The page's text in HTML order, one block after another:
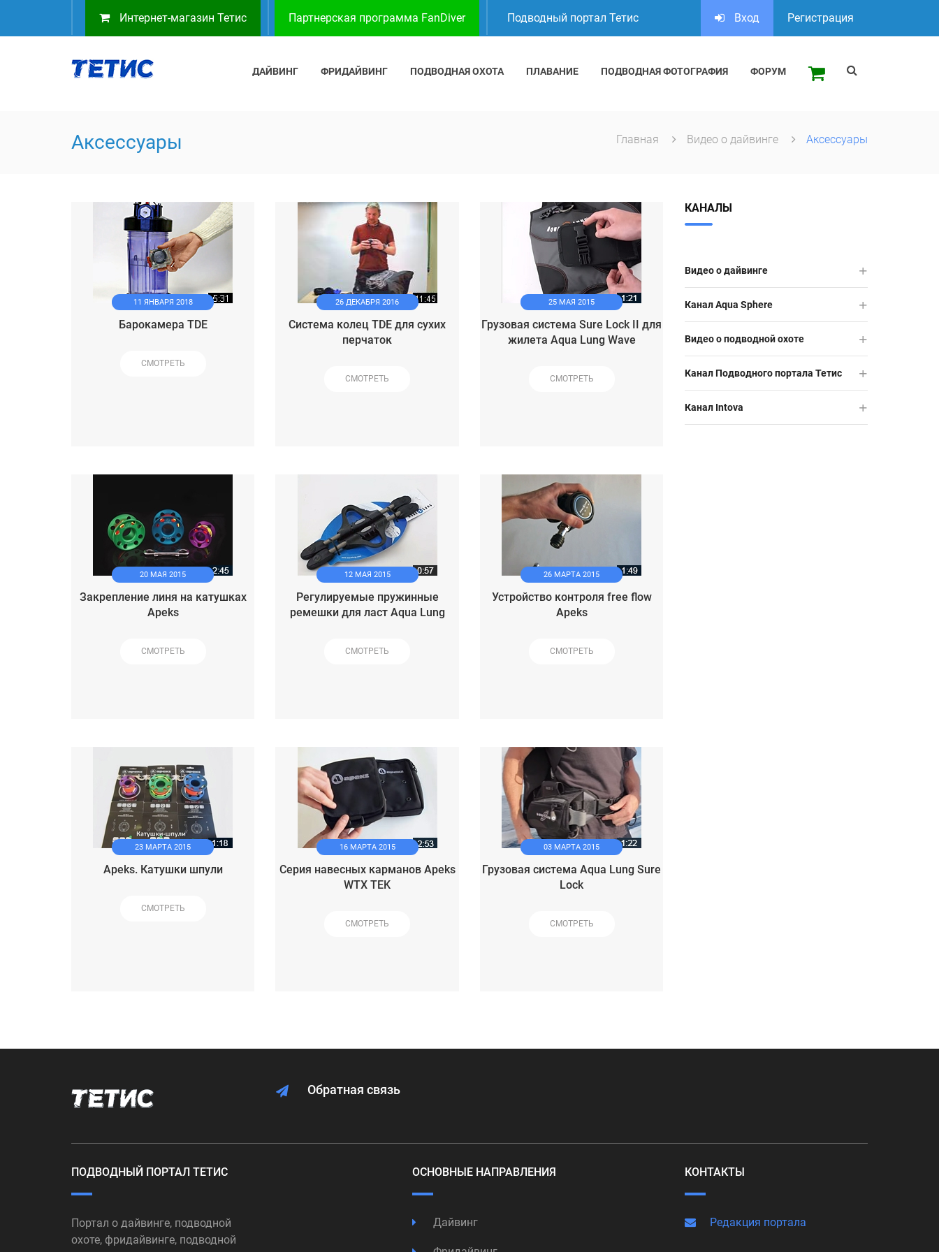
Интернет-магазин Тетис Партнерская программа FanDiver Подводный портал Тетис Вход Регистрация
ДАЙВИНГ ФРИДАЙВИНГ ПОДВОДНАЯ ОХОТА ПЛАВАНИЕ ПОДВОДНАЯ ФОТОГРАФИЯ ФОРУМ
Аксессуары Главная Видео о дайвинге Аксессуары
11 ЯНВАРЯ 2018
Барокамера TDE
СМОТРЕТЬ
26 ДЕКАБРЯ 2016
Система колец TDE для сухих
перчаток
СМОТРЕТЬ
25 МАЯ 2015
Грузовая система Sure Lock II для
жилета Aqua Lung Wave
СМОТРЕТЬ
20 МАЯ 2015
Закрепление линя на катушках
Apeks
СМОТРЕТЬ
12 МАЯ 2015
Регулируемые пружинные
ремешки для ласт Aqua Lung
СМОТРЕТЬ
26 МАРТА 2015
Устройство контроля free flow
Apeks
СМОТРЕТЬ
23 МАРТА 2015
Apeks. Катушки шпули
СМОТРЕТЬ
16 МАРТА 2015
Серия навесных карманов Apeks
WTX TEK
СМОТРЕТЬ
03 МАРТА 2015
Грузовая система Aqua Lung Sure
Lock
СМОТРЕТЬ
КАНАЛЫ
Видео о дайвинге
Канал Aqua Sphere
Видео о подводной охоте
Канал Подводного портала Тетис
Канал Intova
Обратная связь
ПОДВОДНЫЙ ПОРТАЛ ТЕТИС
Портал о дайвинге, подводной
охоте, фридайвинге, подводной
ОСНОВНЫЕ НАПРАВЛЕНИЯ
Дайвинг
КОНТАКТЫ
Редакция портала